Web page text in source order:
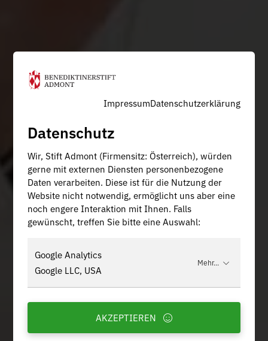
ImpressumDatenschutzerklärung
Datenschutz
Wir, Stift Admont (Firmensitz: Österreich), würden
gerne mit externen Diensten personenbezogene
Daten verarbeiten. Diese ist für die Nutzung der
Website nicht notwendig, ermöglicht uns aber eine
noch engere Interaktion mit Ihnen. Falls
gewünscht, treffen Sie bitte eine Auswahl:
Google Analytics
Google LLC, USA
Mehr...
AKZEPTIEREN